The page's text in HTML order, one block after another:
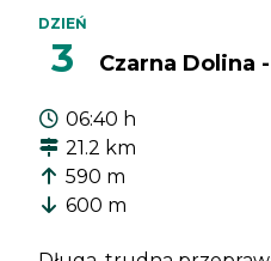
DZIEŃ
3 Czarna Dolina
06:40 h
21.2 km
590 m
600 m